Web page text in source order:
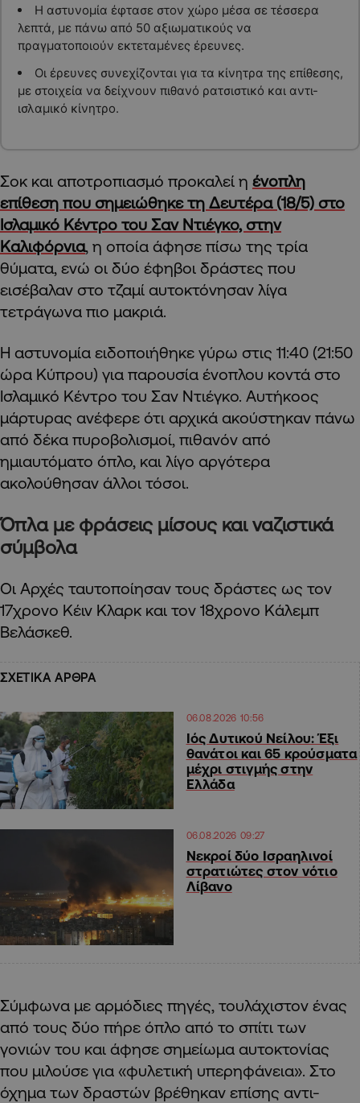
Η αστυνομία έφτασε στον χώρο μέσα σε τέσσερα
λεπτά, με πάνω από 50 αξιωματικούς να
πραγματοποιούν εκτεταμένες έρευνες.
Οι έρευνες συνεχίζονται για τα κίνητρα της επίθεσης,
με στοιχεία να δείχνουν πιθανό ρατσιστικό και αντι-
ισλαμικό κίνητρο.
Σοκ και αποτροπιασμό προκαλεί η ένοπλη
επίθεση που σημειώθηκε τη Δευτέρα (18/5) στο
Ισλαμικό Κέντρο του Σαν Ντιέγκο, στην
Καλιφόρνια, η οποία άφησε πίσω της τρία
θύματα, ενώ οι δύο έφηβοι δράστες που
εισέβαλαν στο τζαμί αυτοκτόνησαν λίγα
τετράγωνα πιο μακριά.
Η αστυνομία ειδοποιήθηκε γύρω στις 11:40 (21:50
ώρα Κύπρου) για παρουσία ένοπλου κοντά στο
Ισλαμικό Κέντρο του Σαν Ντιέγκο. Αυτήκοος
μάρτυρας ανέφερε ότι αρχικά ακούστηκαν πάνω
από δέκα πυροβολισμοί, πιθανόν από
ημιαυτόματο όπλο, και λίγο αργότερα
ακολούθησαν άλλοι τόσοι.
Όπλα με φράσεις μίσους και ναζιστικά
σύμβολα
Οι Αρχές ταυτοποίησαν τους δράστες ως τον
17χρονο Κέιν Κλαρκ και τον 18χρονο Κάλεμπ
Βελάσκεθ.
ΣΧΕΤΙΚΑ ΑΡΘΡΑ
06.08.2026 10:56
Ιός Δυτικού Νείλου: Έξι
θανάτοι και 65 κρούσματα
μέχρι στιγμής στην
Ελλάδα
06.08.2026 09:27
Νεκροί δύο Ισραηλινοί
στρατιώτες στον νότιο
Λίβανο
Σύμφωνα με αρμόδιες πηγές, τουλάχιστον ένας
από τους δύο πήρε όπλο από το σπίτι των
γονιών του και άφησε σημείωμα αυτοκτονίας
που μιλούσε για «φυλετική υπερηφάνεια». Στο
όχημα των δραστών βρέθηκαν επίσης αντι-